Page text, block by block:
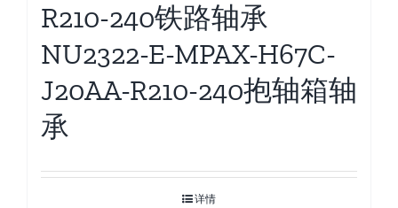
R210-240铁路轴承
NU2322-E-MPAX-H67C-
J20AA-R210-240抱轴箱轴
承
详情